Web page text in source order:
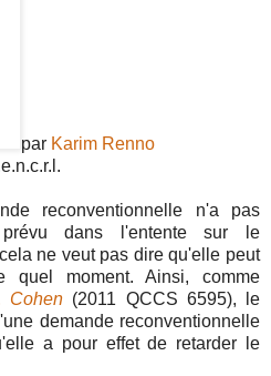
par Karim Renno
reconventionnelle n'a pas
dans l'entente sur le
ne veut pas dire qu'elle peut
quel moment. Ainsi, comme
Cohen (2011 QCCS 6595), le
demande reconventionnelle
a pour effet de retarder le